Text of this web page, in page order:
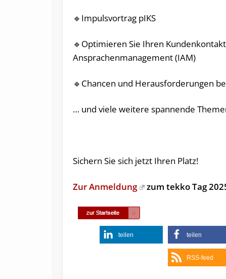
🔹Impulsvortrag pIKS
🔹Optimieren Sie Ihren
Ansprachenmanagement (IAM)
🔹Chancen und Herausforderungen
… und viele weitere spannende
Sichern Sie sich jetzt Ihren Platz!
Zur Anmeldung zum tekko Tag
teilen teilen
RSS-feed